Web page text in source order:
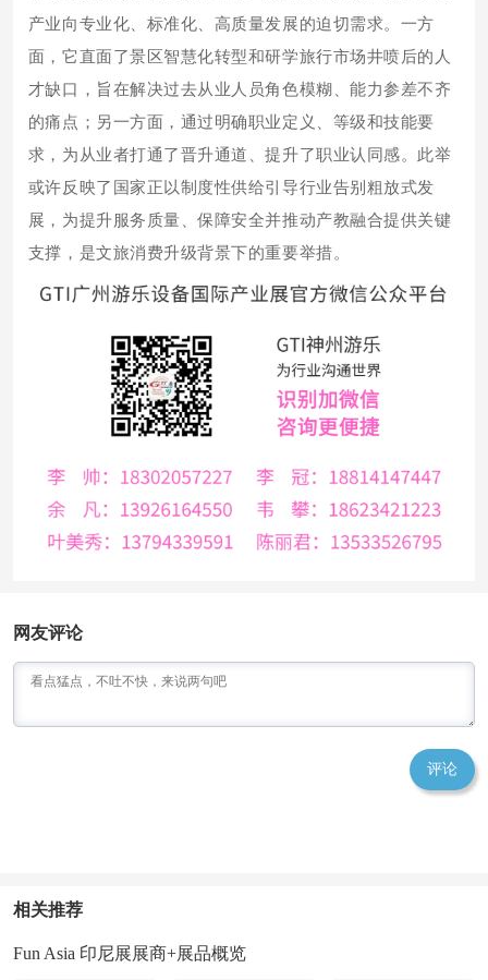
产业向专业化、标准化、高质量发展的迫切需求。一方
面，它直面了景区智慧化转型和研学旅行市场井喷后的人
才缺口，旨在解决过去从业人员角色模糊、能力参差不齐
的痛点；另一方面，通过明确职业定义、等级和技能要
求，为从业者打通了晋升通道、提升了职业认同感。此举
或许反映了国家正以制度性供给引导行业告别粗放式发
展，为提升服务质量、保障安全并推动产教融合提供关键
支撑，是文旅消费升级背景下的重要举措。
网友评论
评论
相关推荐
Fun Asia 印尼展展商+展品概览